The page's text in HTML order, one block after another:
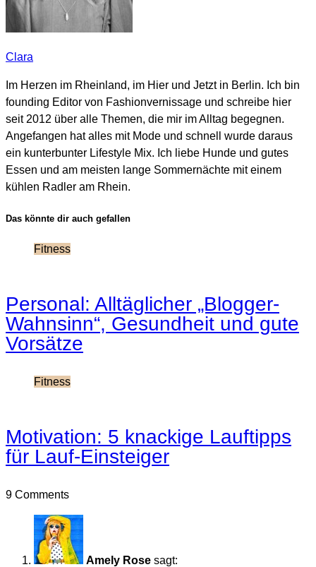
Clara
Im Herzen im Rheinland, im Hier und Jetzt in Berlin. Ich bin
founding Editor von Fashionvernissage und schreibe hier
seit 2012 über alle Themen, die mir im Alltag begegnen.
Angefangen hat alles mit Mode und schnell wurde daraus
ein kunterbunter Lifestyle Mix. Ich liebe Hunde und gutes
Essen und am meisten lange Sommernächte mit einem
kühlen Radler am Rhein.
Das könnte dir auch gefallen
Fitness
Personal: Alltäglicher „Blogger-
Wahnsinn“, Gesundheit und gute
Vorsätze
Fitness
Motivation: 5 knackige Lauftipps
für Lauf-Einsteiger
9 Comments
Amely Rose sagt: